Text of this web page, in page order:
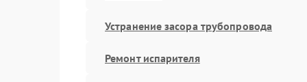
Устранение засора трубопровода
Ремонт испарителя